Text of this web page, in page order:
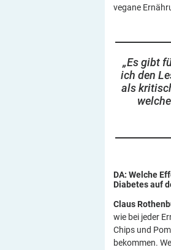
vegane
„Es gibt
ich den
als
DA: Welche
Diabetes auf
Claus
wie bei jeder
Chips und
bekommen.